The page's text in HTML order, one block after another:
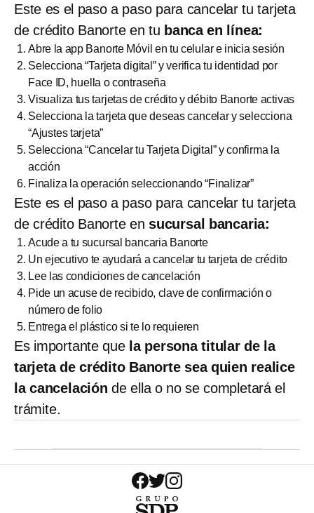
Este es el paso a paso para cancelar tu tarjeta
de crédito Banorte en tu banca en línea:
Abre la app Banorte Móvil en tu celular e inicia sesión
Selecciona “Tarjeta digital” y verifica tu identidad por
Face ID, huella o contraseña
Visualiza tus tarjetas de crédito y débito Banorte activas
Selecciona la tarjeta que deseas cancelar y selecciona
“Ajustes tarjeta”
Selecciona “Cancelar tu Tarjeta Digital” y confirma la
acción
Finaliza la operación seleccionando “Finalizar”
Este es el paso a paso para cancelar tu tarjeta
de crédito Banorte en sucursal bancaria:
Acude a tu sucursal bancaria Banorte
Un ejecutivo te ayudará a cancelar tu tarjeta de crédito
Lee las condiciones de cancelación
Pide un acuse de recibido, clave de confirmación o
número de folio
Entrega el plástico si te lo requieren
Es importante que la persona titular de la
tarjeta de crédito Banorte sea quien realice
la cancelación de ella o no se completará el
trámite.